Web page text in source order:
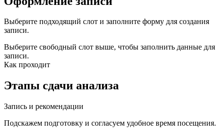
Выберите подходящий слот и заполните форму для создания
записи.
Выберите свободный слот выше, чтобы заполнить данные для
записи.
Как проходит
Этапы сдачи анализа
Запись и рекомендации
Подскажем подготовку и согласуем удобное время посещения.